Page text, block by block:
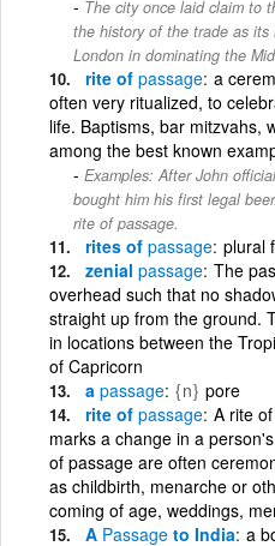
The city once laid claim to
the history of the trade as its
London in dominating the
rite of passage a
often very ritualized, to
life. Baptisms, bar mitzvahs,
among the best known
Examples: After John
bought him his first legal
rite of passage.
rites of passage plural
zenial passage The
overhead such that no
straight up from the ground.
in locations between the
of Capricorn
a passage {n} pore
rite of passage A rite
marks a change in a
of passage are often
as childbirth, menarche or
coming of age, weddings,
A Passage to India a